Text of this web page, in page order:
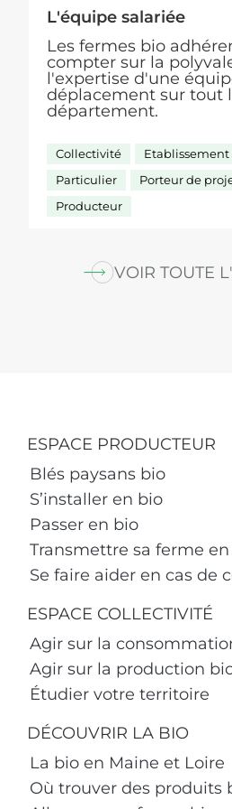
L'équipe salariée
Les fermes bio
compter sur la
l'expertise d'une
déplacement sur tout
département.
Collectivité
Etablissement
Particulier
Porteur de
Producteur
VOIR TOUTE
ESPACE PRODUCTEUR
Blés paysans bio
S’installer en bio
Passer en bio
Transmettre sa ferme
Se faire aider en cas de
ESPACE COLLECTIVITÉ
Agir sur la
Agir sur la production
Étudier votre territoire
DÉCOUVRIR LA BIO
La bio en Maine et Loire
Où trouver des produits